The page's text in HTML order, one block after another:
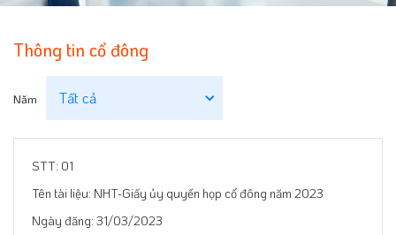
Thông tin cổ đông
Năm
01
NHT-Giấy ủy quyền họp cổ đông năm 2023
31/03/2023